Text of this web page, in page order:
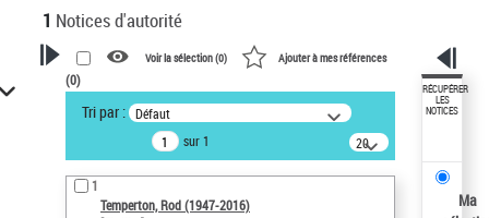
1 Notices d'autorité
VOTRE RECHERCHE
Recherche avancée dans les
notices d’autorité
Œuvres liées à l'auteur :
Temperton, Rod (1947-2016)
Voir la sélection (0) Ajouter à mes références
(0)
Tri par : Défaut
sur 1
20
résultats/page
1
Temperton, Rod (1947-2016)
RÉCUPÉRER
LES
NOTICES
Ma